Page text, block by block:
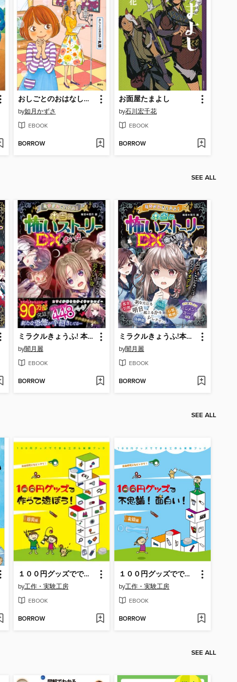
おしごとのおはなし 声優 声優さんっていいな
by如月かずさ
EBOOK
BORROW
お面屋たまよし
by石川宏千花
EBOOK
BORROW
SEE ALL
ミラクルきょうふ! 本当に怖いストーリーDX 赤い夜
by闇月麗
EBOOK
BORROW
ミラクルきょうふ!本当に怖いストーリーDX 白い闇
by闇月麗
EBOOK
BORROW
SEE ALL
１００円グッズでできる工作＆実験ブック１ １００円グッズで作って遊ぼう!遊具編
by工作・実験工房
EBOOK
BORROW
１００円グッズでできる工作＆実験ブック２ １００円グッズで不思議!面白い!実験編
by工作・実験工房
EBOOK
BORROW
SEE ALL